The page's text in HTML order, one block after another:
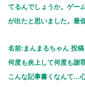
てるんでしょうか。ゲー
が出たと思いました。最
名前:まんまるちゃん 投
何度も炎上して何度も謝
こんな記事書くなんて…